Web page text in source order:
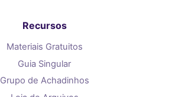
Recursos
Materiais Gratuitos
Guia Singular
Grupo de Achadinhos